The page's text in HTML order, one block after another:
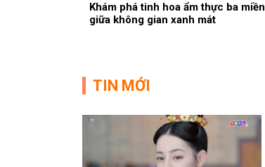
Khám phá tinh hoa ẩm thực ba miền
giữa không gian xanh mát
TIN MỚI